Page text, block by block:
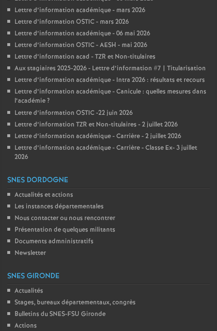
Lettre d’information académique - mars 2026
Lettre d’information OSTIC - mars 2026
Lettre d’information académique - 06 mai 2026
Lettre d’information OSTIC - AESH - mai 2026
Lettre d’information acad - TZR et Non-titulaires
Aux stagiaires 2025-2026 - Lettre d’information #7 | Titularisation
Lettre d’information académique - Intra 2026 : résultats et recours
Lettre d’information académique - Canicule : quelles mesures dans
l’académie?
Lettre d’information OSTIC -22 juin 2026
Lettre d’information TZR et Non-titulaires - 2 juillet 2026
Lettre d’information académique - Carrière - 2 juillet 2026
Lettre d’information académique - Carrière - Classe Ex- 3 juillet
2026
SNES DORDOGNE
Actualités et actions
Les instances départementales
Nous contacter ou nous rencontrer
Présentation de quelques militants
Documents admninistratifs
Newsletter
SNES GIRONDE
Actualités
Stages, bureaux départementaux, congrès
Bulletins du SNES-FSU Gironde
Actions